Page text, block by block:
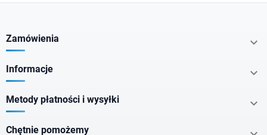
Zamówienia 
Informacje 
Metody płatności i wysyłki 
Chętnie pomożemy